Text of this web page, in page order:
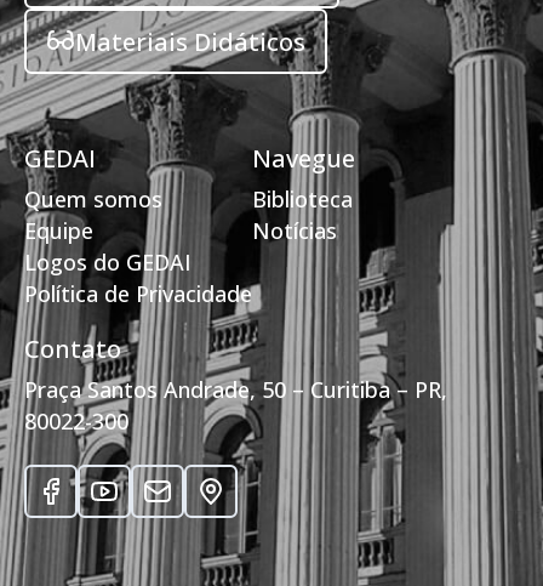
Materiais Didáticos
GEDAI
Quem somos
Equipe
Logos do GEDAI
Política de Privacidade
Navegue
Biblioteca
Notícias
Contato
Praça Santos Andrade, 50 – Curitiba – PR,
80022-300